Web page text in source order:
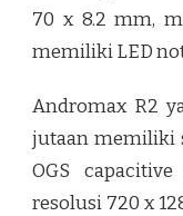
70 x 8.2 mm,
memiliki LED
Andromax R2
jutaan memiliki
OGS
resolusi 720 x